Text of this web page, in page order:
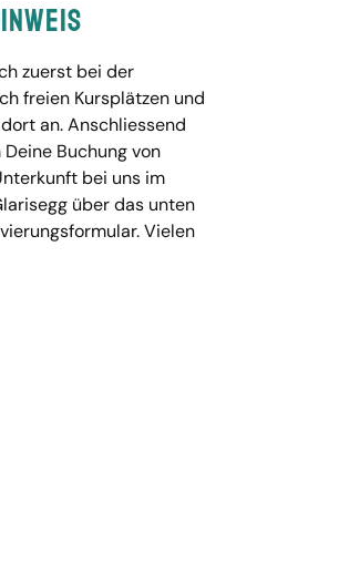
zuerst bei der
freien Kursplätzen und
an. Anschliessend
Buchung von
bei uns im
über das unten
Vielen